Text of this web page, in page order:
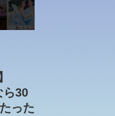
30
った